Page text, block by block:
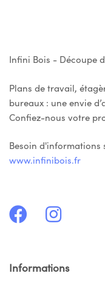
Infini Bois - Découpe
Plans de travail,
bureaux : une envie
Confiez-nous votre
Besoin d'informations
www.infinibois.fr
Informations